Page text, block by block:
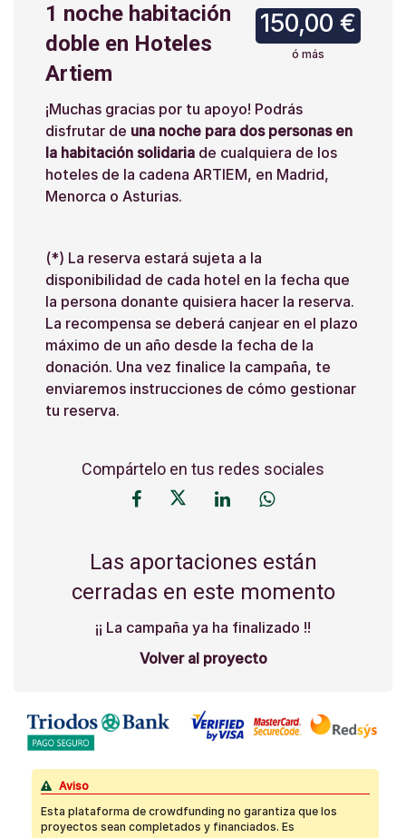
150,00 €
ó más
1 noche habitación
doble en Hoteles
Artiem
¡Muchas gracias por tu apoyo! Podrás
disfrutar de una noche para dos personas en
la habitación solidaria de cualquiera de los
hoteles de la cadena ARTIEM, en Madrid,
Menorca o Asturias.
(*) La reserva estará sujeta a la
disponibilidad de cada hotel en la fecha que
la persona donante quisiera hacer la reserva.
La recompensa se deberá canjear en el plazo
máximo de un año desde la fecha de la
donación. Una vez finalice la campaña, te
enviaremos instrucciones de cómo gestionar
tu reserva.
Compártelo en tus redes sociales
Las aportaciones están
cerradas en este momento
¡¡ La campaña ya ha finalizado !!
Volver al proyecto
Aviso
Esta plataforma de crowdfunding no garantiza que los
proyectos sean completados y financiados. Es